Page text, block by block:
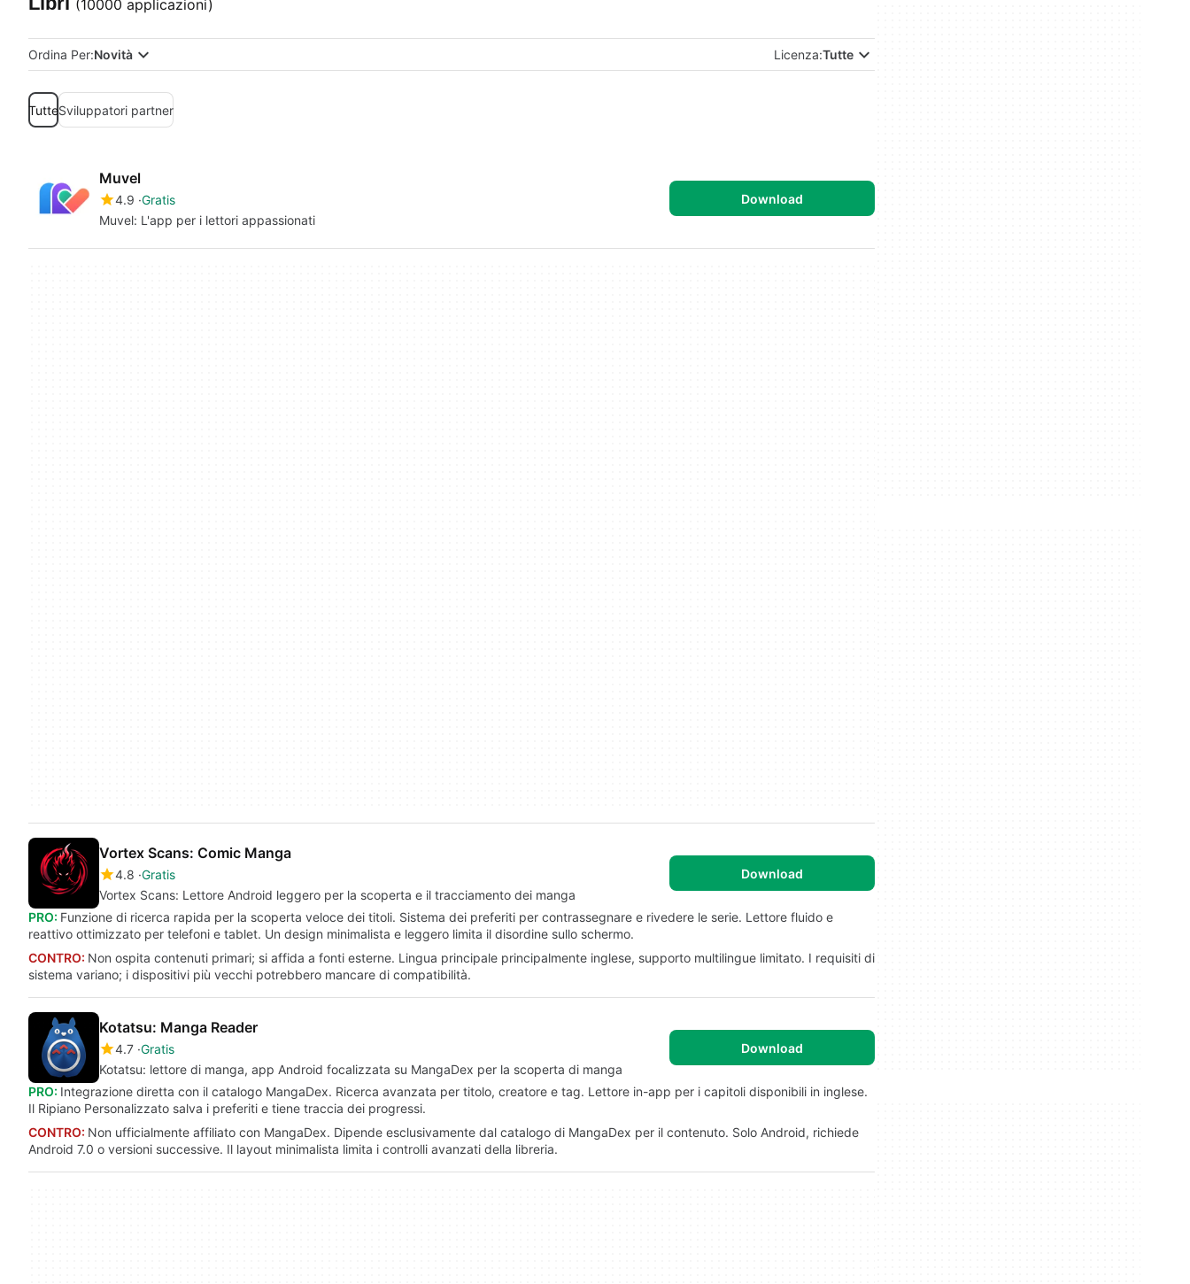
(10000 applicazioni)
Ordina Per:Novità Licenza:Tutte
TutteSviluppatori partner
Muvel
4.9 Gratis
Muvel: L'app per i lettori appassionati
Download
Vortex Scans: Comic Manga
4.8 Gratis
Vortex Scans: Lettore Android leggero per la scoperta e il tracciamento dei manga
Download
PRO: Funzione di ricerca rapida per la scoperta veloce dei titoli. Sistema dei preferiti per contrassegnare e rivedere le serie. Lettore fluido e
reattivo ottimizzato per telefoni e tablet. Un design minimalista e leggero limita il disordine sullo schermo.
CONTRO: Non ospita contenuti primari; si affida a fonti esterne. Lingua principale principalmente inglese, supporto multilingue limitato. I requisiti di
sistema variano; i dispositivi più vecchi potrebbero mancare di compatibilità.
Kotatsu: Manga Reader
4.7 Gratis
Kotatsu: lettore di manga, app Android focalizzata su MangaDex per la scoperta di manga
Download
PRO: Integrazione diretta con il catalogo MangaDex. Ricerca avanzata per titolo, creatore e tag. Lettore in-app per i capitoli disponibili in inglese.
Il Ripiano Personalizzato salva i preferiti e tiene traccia dei progressi.
CONTRO: Non ufficialmente affiliato con MangaDex. Dipende esclusivamente dal catalogo di MangaDex per il contenuto. Solo Android, richiede
Android 7.0 o versioni successive. Il layout minimalista limita i controlli avanzati della libreria.